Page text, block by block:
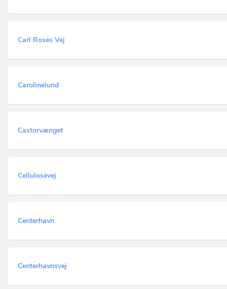
Carl Roses Vej
Carolinelund
Castorvænget
Cellulosevej
Centerhavn
Centerhavnsvej